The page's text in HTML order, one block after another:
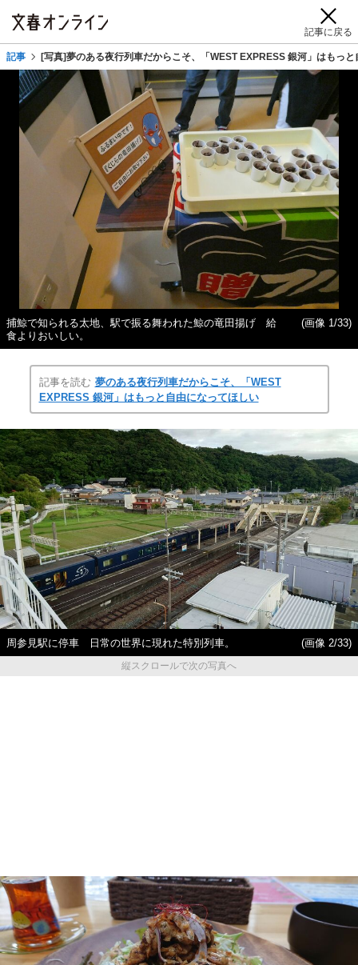
記事に戻る
記事 [写真]夢のある夜行列車だからこそ、「WEST EXPRESS 銀河」はもっ
捕鯨で知られる太地、駅で振る舞われた鯨の竜田揚げ 給
食よりおいしい。
(画像 1/33)
記事を読む 夢のある夜行列車だからこそ、「WEST
EXPRESS 銀河」はもっと自由になってほしい
周参見駅に停車 日常の世界に現れた特別列車。
(画像 2/33)
縦スクロールで次の写真へ